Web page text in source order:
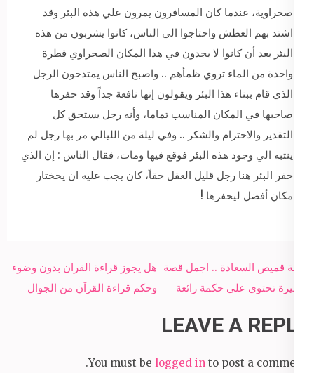
صحراوية، عندما كان المسافرون يمرون علي هذه البئر وقد
اشتد بهم العطش واحتاجوا الي الناس، كانوا يشربون من هذه
البئر بعد أن كانوا لا يجدون في هذا المكان الصحراوي قطرة
واحدة من الماء تروي ظمأهم .. واصبح الناس يمتدحون الرجل
الذي قام ببناء هذا البئر ويقولون إنها نافعة جداً وقد حفرها
صاحبها في المكان المناسب تماما، وأنه رجل يستحق كل
التقدير والاحترام والشكر .. وفي ليلة من الليالي مر بها رجل لم
ينتبه الي وجود هذه البئر فوقع فيها ومات، فقال الناس : إن الذي
حفر البئر هنا رجل قليل العقل حقاً، كان يجب عليه ان يحختار
مكان أفضل ليحفرها !
Post
navigation
هل يجوز قراءة القران بدون وضوء
وحكم قراءة القرآن من الجوال
قصة قميص السعادة .. اجمل قصة
قصيرة تحتوي علي حكمة رائعة
LEAVE A REPLY
You must be logged in to post a comment.